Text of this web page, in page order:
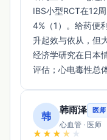
IBS小型RCT在12
4%（1）。给药便
升起效与依从，但
经济学研究在日本
评估；心电毒性总
韩 韩雨泽 医师
心血管 · 医师
★ ★ ★ ★ ★